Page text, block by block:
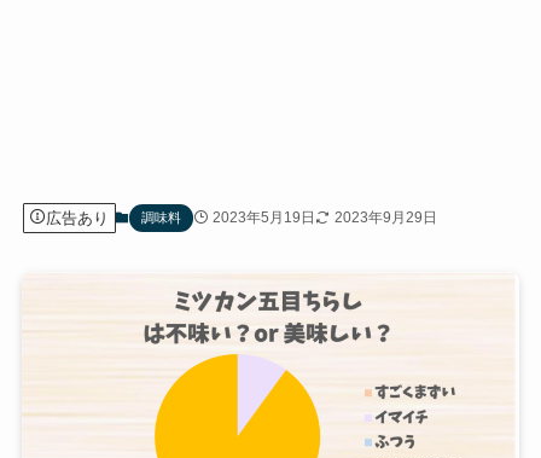
広告あり 調味料 2023年5月19日 2023年9月29日